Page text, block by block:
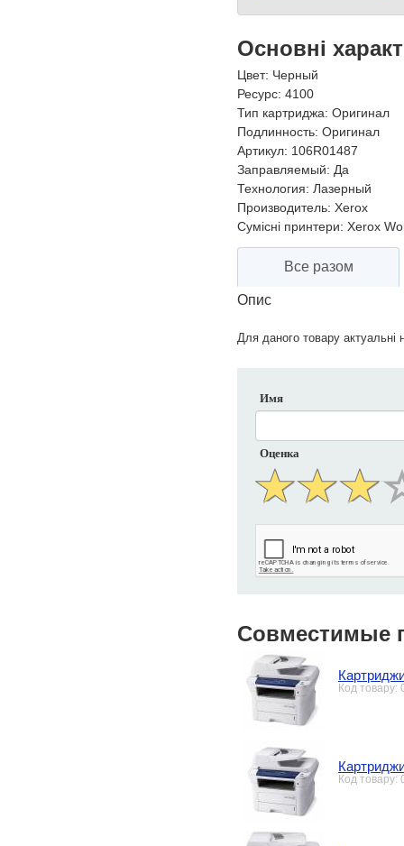
Основні
Цвет: Черный
Ресурс: 4100
Тип картриджа: Оригинал
Подлинность: Оригинал
Артикул: 106R01487
Заправляемый: Да
Технология: Лазерный
Производитель: Xerox
Сумісні принтери: Xerox
Все разом
Опис
Для даного товару актуальні
Имя
Оценка
Совместимые
Код товару:
Код товару: